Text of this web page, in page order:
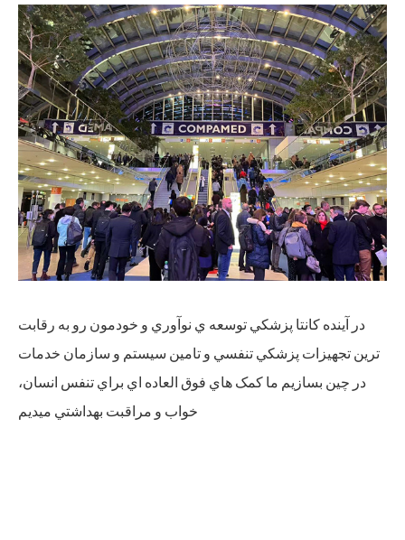
در آينده کانتا پزشکي توسعه ي نوآوري و خودمون رو به رقابت
ترين تجهيزات پزشکي تنفسي و تامين سيستم و سازمان خدمات
در چين بسازيم ما کمک هاي فوق العاده اي براي تنفس انسان،
خواب و مراقبت بهداشتي ميديم